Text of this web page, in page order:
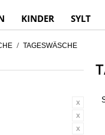
KINDER SYLT
/ TAGESWÄSCHE